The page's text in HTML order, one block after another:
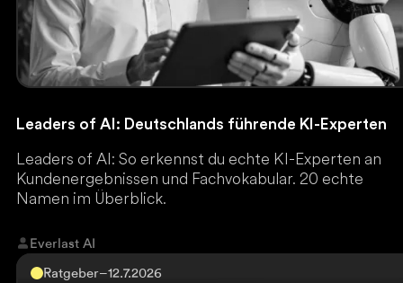
Leaders of AI: Deutschlands führende KI-Experten
Leaders of AI: So erkennst du echte KI-Experten an
Kundenergebnissen und Fachvokabular. 20 echte
Namen im Überblick.
Everlast AI
Ratgeber–12.7.2026